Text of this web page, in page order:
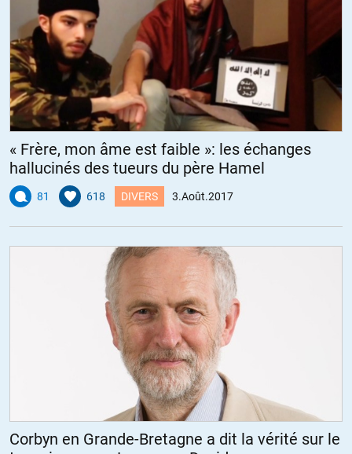
« Frère, mon âme est faible »: les échanges
hallucinés des tueurs du père Hamel
81 618 DIVERS 3.Août.2017
Corbyn en Grande-Bretagne a dit la vérité sur le